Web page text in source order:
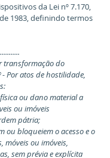
da Lei nº 7.170,
1983, definindo termos
transformação do
Por atos de hostilidade,
ou dano material a
ou imóveis
pátria;
ou bloqueiem o acesso e o
móveis ou imóveis,
sem prévia e explícita